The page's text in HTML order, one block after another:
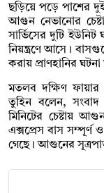
ছড়িয়ে পড়ে পাশের
আগুন নেভানোর
সার্ভিসের দুটি
নিয়ন্ত্রণে আসে।
করায় প্রাণহানির ঘটনা
মতলব দক্ষিণ ফায়ার
তুহিন বলেন, সংবাদ
মিনিটের চেষ্টায়
এক্সপ্রেস বাস
গেছে। আগুনের